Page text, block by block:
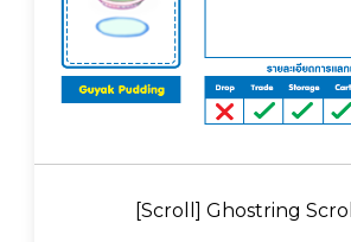
[Scroll] Ghostring Scroll